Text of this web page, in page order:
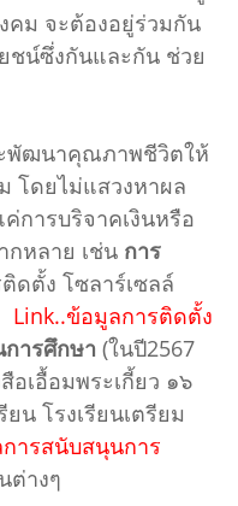
คม จะต้องอยู่ร่วมกัน
ชน์ซึ่งกันและกัน ช่วย
ะพัฒนาคุณภาพชีวิตให้
โดยไม่แสวงหาผล
การบริจาคเงินหรือ
กหลาย เช่น การ
ตั้ง โซลาร์เซลล์
Link..ข้อมูลการติดตั้ง
ารศึกษา (ในปี2567
เอื้อมพระเกี้ยว ๑๖
น โรงเรียนเตรียม
ารสนับสนุนการ
ต่างๆ